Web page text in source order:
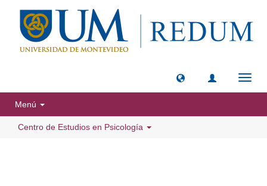
Menú
Centro de Estudios en Psicología